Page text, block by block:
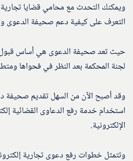
ويمكنك التحدث مع محامي قضايا
التعرف على كيفية دعم صحيفة الدعوى
حيث تعد صحيفة الدعوى هي أساس
لجنة المحكمة بعد النظر في فحواها
وقد أصبح الآن من السهل تقديم صحيفة
استخدام خدمة رفع الدعاوى القضائية
الإلكترونية.
وتتمثل خطوات رفع دعوى تجارية